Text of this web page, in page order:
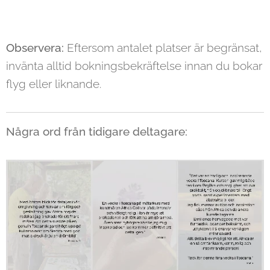
Observera: Eftersom antalet platser är begränsat,
invänta alltid bokningsbekräftelse innan du bokar
flyg eller liknande.
Några ord från tidigare deltagare: